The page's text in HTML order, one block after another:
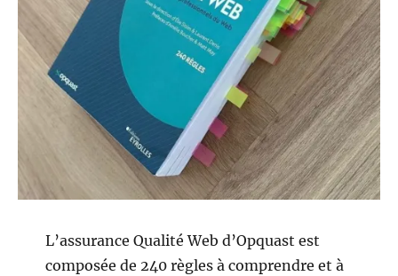
L’assurance Qualité Web d’Opquast est
composée de 240 règles à comprendre et à